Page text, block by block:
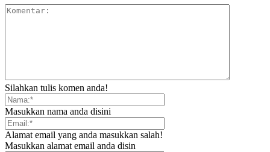
Silahkan tulis komen anda!
Masukkan nama anda disini
Alamat email yang anda masukkan salah!
Masukkan alamat email anda disin